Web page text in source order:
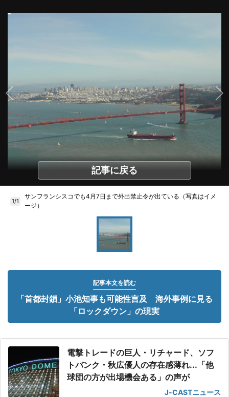
記事に戻る
1/1
サンフランシスコでも4月7日まで外出禁止令が出ている（写真はイメ
ージ）
記事本文を読む
「首都封鎖」小池知事も可能性言及 海外事例に見る
「ロックダウン」の現実
電撃トレードの巨人・リチャード、ソフ
トバンク・秋広優人の存在感薄れ...「他
球団の方が出場機会ある」の声が
J-CASTニュース